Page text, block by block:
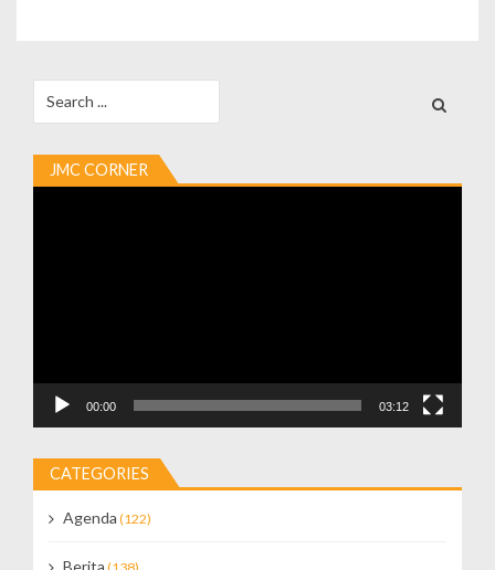
for:
JMC CORNER
00:00 03:12
CATEGORIES
Agenda (122)
Berita